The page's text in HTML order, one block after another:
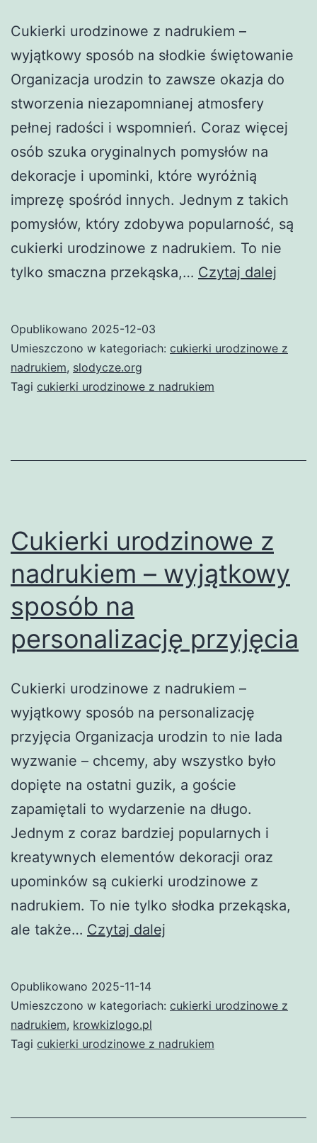
Cukierki urodzinowe z nadrukiem –
wyjątkowy sposób na słodkie świętowanie
Organizacja urodzin to zawsze okazja do
stworzenia niezapomnianej atmosfery
pełnej radości i wspomnień. Coraz więcej
osób szuka oryginalnych pomysłów na
dekoracje i upominki, które wyróżnią
imprezę spośród innych. Jednym z takich
pomysłów, który zdobywa popularność, są
cukierki urodzinowe z nadrukiem. To nie
tylko smaczna przekąska,… Czytaj dalej
Opublikowano 2025-12-03
Umieszczono w kategoriach: cukierki urodzinowe z
nadrukiem, slodycze.org
Tagi cukierki urodzinowe z nadrukiem
Cukierki urodzinowe z
nadrukiem – wyjątkowy
sposób na
personalizację przyjęcia
Cukierki urodzinowe z nadrukiem –
wyjątkowy sposób na personalizację
przyjęcia Organizacja urodzin to nie lada
wyzwanie – chcemy, aby wszystko było
dopięte na ostatni guzik, a goście
zapamiętali to wydarzenie na długo.
Jednym z coraz bardziej popularnych i
kreatywnych elementów dekoracji oraz
upominków są cukierki urodzinowe z
nadrukiem. To nie tylko słodka przekąska,
ale także… Czytaj dalej
nadrukiem
wyjątkowy
personalizację
Opublikowano 2025-11-14
Umieszczono w kategoriach: cukierki urodzinowe z
nadrukiem, krowkizlogo.pl
Tagi cukierki urodzinowe z nadrukiem